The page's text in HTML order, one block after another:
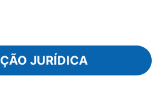
JURÍDICA